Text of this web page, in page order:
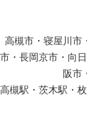
高槻市・寝屋川市
市・長岡京市・向
阪市
高槻駅・茨木駅・